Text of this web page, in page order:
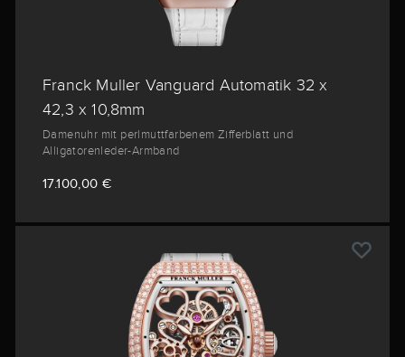
Franck Muller Vanguard Automatik 32 x
42,3 x 10,8mm
Damenuhr mit perlmuttfarbenem Zifferblatt und
Alligatorenleder-Armband
17.100,00 €